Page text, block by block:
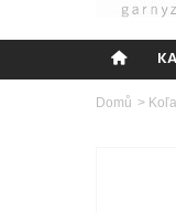
Domů >